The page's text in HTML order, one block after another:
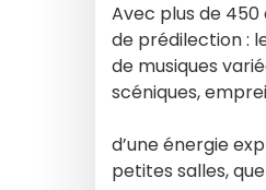
Avec plus de
de prédilection :
de musiques
scéniques,
d’une énergie
petites salles,